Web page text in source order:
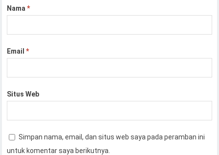
Nama*
Email*
Situs Web
Simpan nama, email, dan situs web saya pada peramban ini
untuk komentar saya berikutnya.